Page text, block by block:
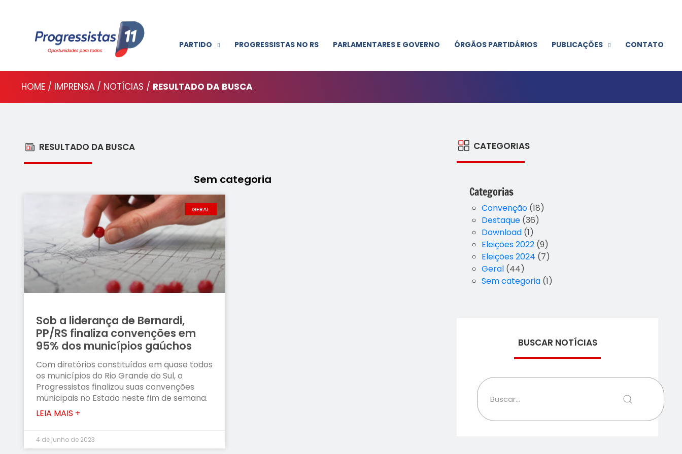
PARTIDO PROGRESSISTAS NO RS PARLAMENTARES E GOVERNO ÓRGÃOS PARTIDÁRIOS PUBLICAÇÕES CONTATO
HOME / IMPRENSA / NOTÍCIAS / RESULTADO DA BUSCA
RESULTADO DA BUSCA
Sem categoria
GERAL
Sob a liderança de Bernardi,
PP/RS finaliza convenções em
95% dos municípios gaúchos
Com diretórios constituídos em quase todos
os municípios do Rio Grande do Sul, o
Progressistas finalizou suas convenções
municipais no Estado neste fim de semana.
LEIA MAIS +
4 de junho de 2023
CATEGORIAS
Categorias
Convenção (18)
Destaque (36)
Download (1)
Eleições 2022 (9)
Eleições 2024 (7)
Geral (44)
Sem categoria (1)
BUSCAR NOTÍCIAS